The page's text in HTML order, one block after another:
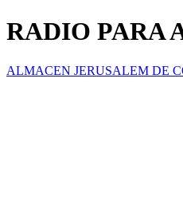
RADIO PARA
ALMACEN JERUSALEM DE